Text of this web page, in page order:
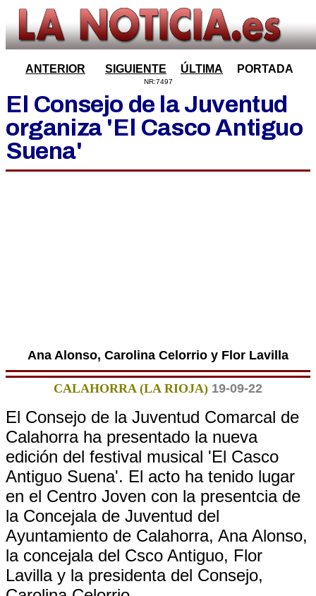
ANTERIOR SIGUIENTE ÚLTIMA PORTADA
NR:7497
El Consejo de la Juventud
organiza 'El Casco Antiguo
Suena'
Ana Alonso, Carolina Celorrio y Flor Lavilla
CALAHORRA (LA RIOJA) 19-09-22
El Consejo de la Juventud Comarcal de
Calahorra ha presentado la nueva
edición del festival musical 'El Casco
Antiguo Suena'. El acto ha tenido lugar
en el Centro Joven con la presentcia de
la Concejala de Juventud del
Ayuntamiento de Calahorra, Ana Alonso,
la concejala del Csco Antiguo, Flor
Lavilla y la presidenta del Consejo,